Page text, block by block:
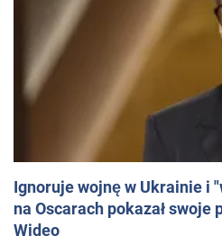
Ignoruje wojnę w Ukrainie i
na Oscarach pokazał
Wideo